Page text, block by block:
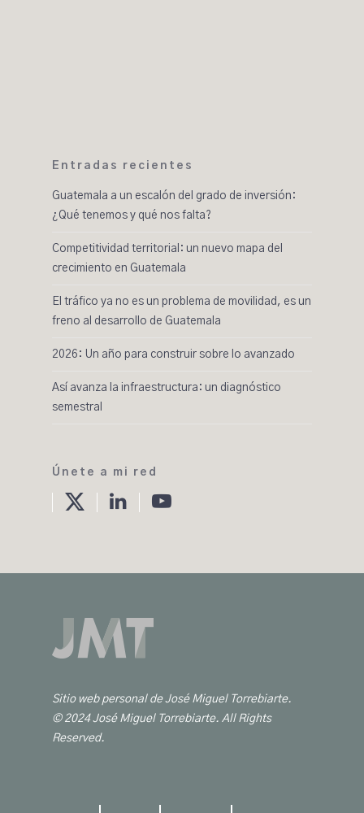
Entradas recientes
Guatemala a un escalón del grado de inversión:
¿Qué tenemos y qué nos falta?
Competitividad territorial: un nuevo mapa del
crecimiento en Guatemala
El tráfico ya no es un problema de movilidad, es un
freno al desarrollo de Guatemala
2026: Un año para construir sobre lo avanzado
Así avanza la infraestructura: un diagnóstico
semestral
Únete a mi red
twitterlinkedinYoutube
Sitio web personal de José Miguel Torrebiarte.
© 2024 José Miguel Torrebiarte. All Rights
Reserved.